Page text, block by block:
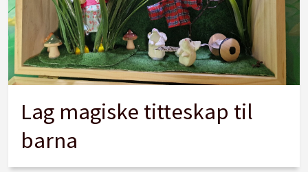
Lag magiske titteskap til
barna